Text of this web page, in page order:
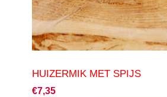
HUIZERMIK MET SPIJS
€7,35